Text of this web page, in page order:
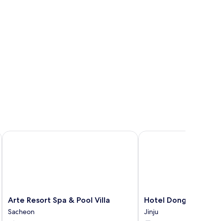
Arte
Resort
Spa
Arte Resort Spa & Pool Villa
Sacheon
Arte Resort Spa & Pool Villa
Hotel
DongBang
Jinju
Hotel DongBang
Jinju
Hotel DongBang